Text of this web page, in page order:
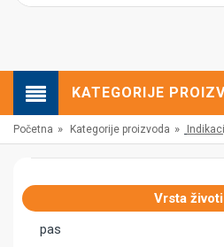
KATEGORIJE
Početna » Kategorije proizvoda »
Vrsta
pas